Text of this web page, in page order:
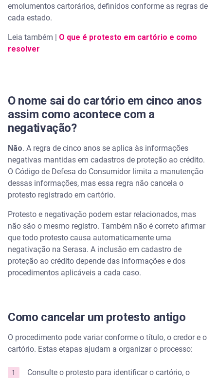
Como saber quem registrou o protesto?
Quanto custa cancelar um protesto?
emolumentos cartorários, definidos conforme as regras de
cada estado.
Leia também | O que é protesto em cartório e como
resolver
O nome sai do cartório em cinco anos
assim como acontece com a
negativação?
Não. A regra de cinco anos se aplica às informações
negativas mantidas em cadastros de proteção ao crédito.
O Código de Defesa do Consumidor limita a manutenção
dessas informações, mas essa regra não cancela o
protesto registrado em cartório.
Protesto e negativação podem estar relacionados, mas
não são o mesmo registro. Também não é correto afirmar
que todo protesto causa automaticamente uma
negativação na Serasa. A inclusão em cadastro de
proteção ao crédito depende das informações e dos
procedimentos aplicáveis a cada caso.
Como cancelar um protesto antigo
O procedimento pode variar conforme o título, o credor e o
cartório. Estas etapas ajudam a organizar o processo:
Consulte o protesto para identificar o cartório, o